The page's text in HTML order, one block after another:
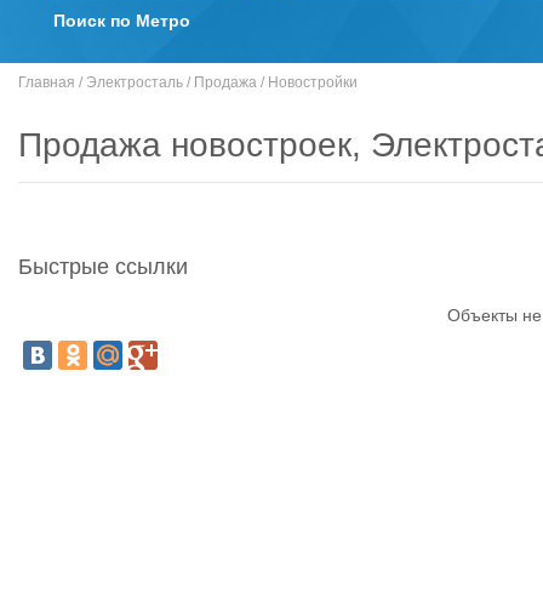
Поиск по Метро
Главная / Электросталь / Продажа / Новостройки
Продажа новостроек,
Быстрые ссылки
Объекты